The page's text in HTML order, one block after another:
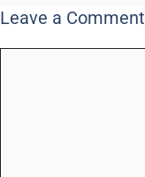
Leave a Comment